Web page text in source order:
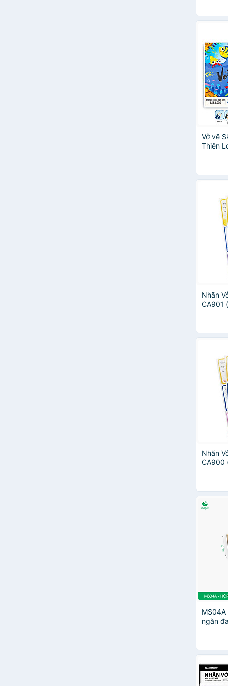
Vở vẽ
Thiên
Nhãn
CA901
Nhãn
CA900
ngăn